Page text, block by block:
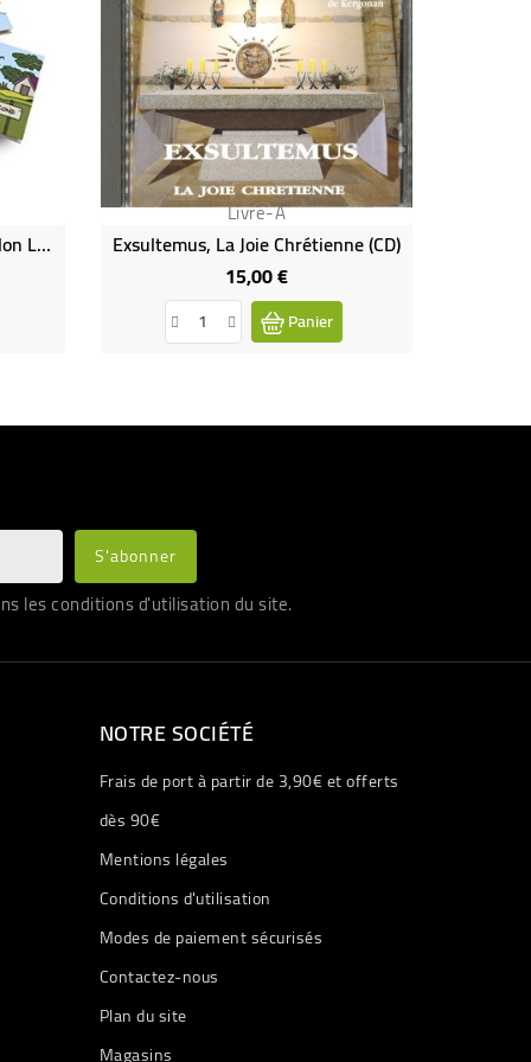
Le Chat, Tome 18 La Bible Selon Le Chat
Livre-A
Exsultemus, La Joie Chrétienne (CD)
15,00 €Prix
Panier
les conditions d'utilisation du site.
NOTRE SOCIÉTÉ
Frais de port à partir de 3,90€ et offerts
dès 90€
Mentions légales
Conditions d'utilisation
Modes de paiement sécurisés
Contactez-nous
Plan du site
Magasins